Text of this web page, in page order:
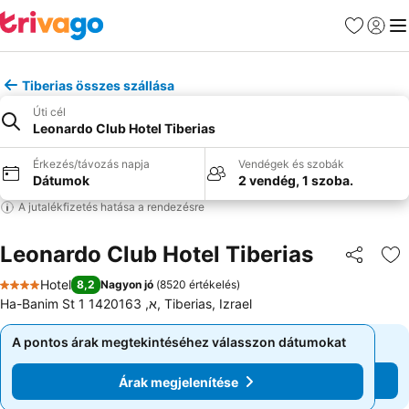
Kedvencek
Tiberias összes szállása
Úti cél
Leonardo Club Hotel Tiberias
Érkezés/távozás napja
Dátumok
Vendégek és szobák
2 vendég, 1 szoba.
A jutalékfizetés hatása a rendezésre
Leonardo Club Hotel Tiberias
4 Kategória
Hotel 8,2 Nagyon jó (8520 értékelés)
Ha-Banim St 1 א, 1420163, Tiberias, Izrael
A pontos árak megtekintéséhez válasszon dátumokat
Árak megjelenítése
A pontos árak megtekintéséhez válasszon dátumokat
Árak megjelenítése